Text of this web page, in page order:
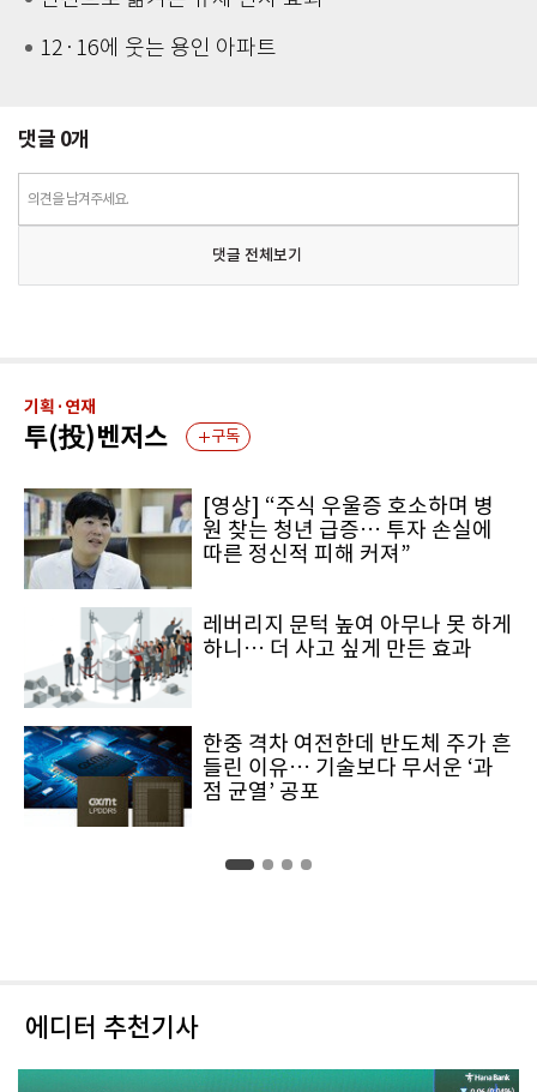
12·16에 웃는 용인 아파트
댓글 0개
의견을 남겨주세요.
댓글 전체보기
기획·연재
투(投)벤저스 구독
[영상] “주식 우울증 호소하며 병
원 찾는 청년 급증… 투자 손실에
따른 정신적 피해 커져”
레버리지 문턱 높여 아무나 못 하게
하니… 더 사고 싶게 만든 효과
한중 격차 여전한데 반도체 주가 흔
들린 이유… 기술보다 무서운 ‘과
점 균열’ 공포
에디터 추천기사